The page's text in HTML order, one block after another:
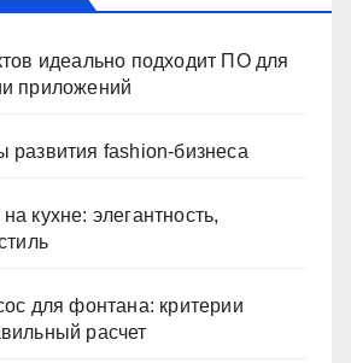
идеально подходит ПО для
приложений
развития fashion-бизнеса
кухне: элегантность,
для фонтана: критерии
расчет